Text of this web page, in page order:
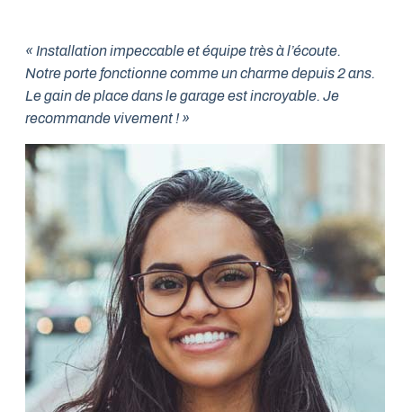
« Installation impeccable et équipe très à l’écoute.
Notre porte fonctionne comme un charme depuis 2 ans.
Le gain de place dans le garage est incroyable. Je
recommande vivement ! »